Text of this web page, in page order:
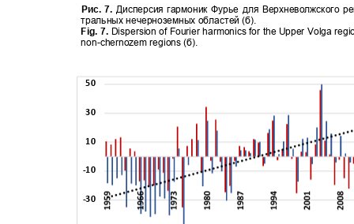
Рис. 7. Дисперсия гармоник Фурье для Верхневолжского
тральных нечерноземных областей (б).
Fig. 7. Dispersion of Fourier harmonics for the Upper Volga
non-chernozem regions (б).
50
30
10
-10
-30